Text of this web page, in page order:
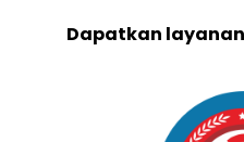
Dapatkan layanan